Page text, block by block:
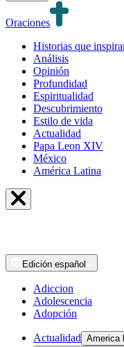
Oraciones
Historias que
Análisis
Opinión
Profundidad
Espiritualidad
Descubrimiento
Estilo de vida
Actualidad
Papa Leon XIV
México
América Latina
Edición español
Adiccion
Adolescencia
Adopción
Actualidad America